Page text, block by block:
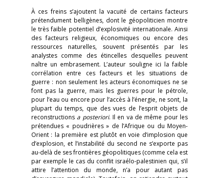
À ces freins s’ajoutent la vacuité de certains facteurs
prétendument belligènes, dont le géopoliticien montre
le très faible potentiel d’explosivité internationale. Ainsi
des facteurs religieux, économiques ou encore des
ressources naturelles, souvent présentés par les
analystes comme des étincelles desquelles peuvent
naître un embrasement. L’auteur souligne ici la faible
corrélation entre ces facteurs et les situations de
guerre : non seulement les acteurs économiques ne se
font pas la guerre, mais les guerres pour le pétrole,
pour l’eau ou encore pour l’accès à l’énergie, ne sont, la
plupart du temps, que des vues de l’esprit objets de
reconstructions a posteriori. Il en va de même pour les
prétendues « poudrières » de l’Afrique ou du Moyen-
Orient : la première est plutôt en voie d’implosion que
d’explosion, et l’instabilité du second ne s’exporte pas
au-delà de ses frontières géopolitiques (comme cela est
par exemple le cas du conflit israélo-palestinien qui, s’il
attire l’attention du monde, n’a pour autant pas